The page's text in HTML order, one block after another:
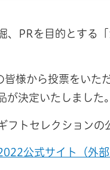
、PRを目的とする
様から投票をいた
が決定いたしました。
フトセレクションの
公式サイト（外